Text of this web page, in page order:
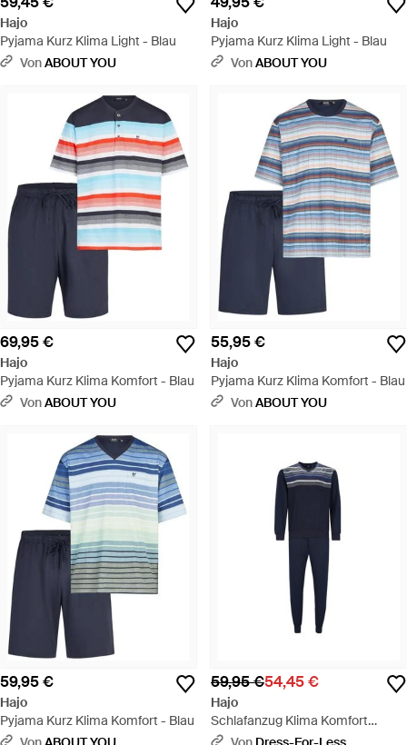
Hajo
Pyjama Kurz Klima Light - Blau
VonABOUT YOU
Hajo
Pyjama Kurz Klima Light - Blau
VonABOUT YOU
69,95 €
Hajo
Pyjama Kurz Klima Komfort - Blau
VonABOUT YOU
55,95 €
Hajo
Pyjama Kurz Klima Komfort - Blau
VonABOUT YOU
59,95 €
Hajo
Pyjama Kurz Klima Komfort - Blau
59,95 €54,45 €
Hajo
Schlafanzug Klima Komfort
Pyjama - Blau